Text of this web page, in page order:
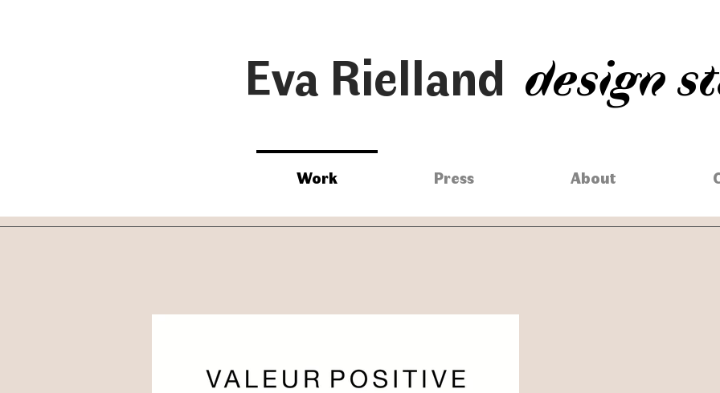
Eva Rielland design
Work Press About